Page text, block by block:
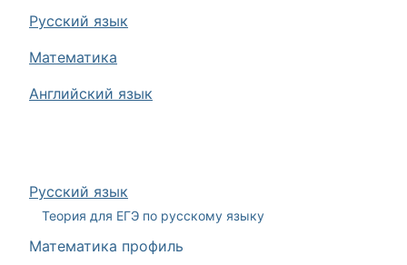
Русский язык
Теория для ЕГЭ по русскому языку
Математика профиль
Русский язык
Математика
Английский язык